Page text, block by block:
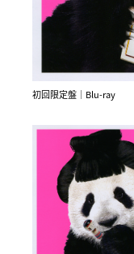
初回限定盤｜Blu-ray